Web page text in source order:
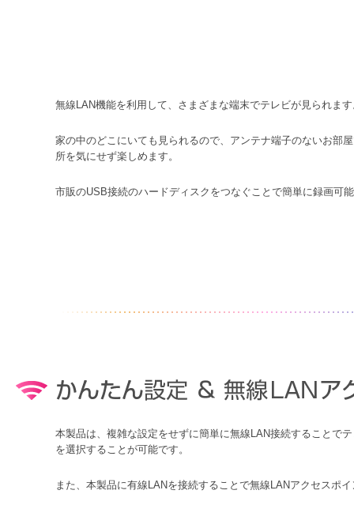
無線LAN機能を利用して、さまざまな端末でテレビが見られま
家の中のどこにいても見られるので、アンテナ端子のないお部
所を気にせず楽しめます。
市販のUSB接続のハードディスクをつなぐことで簡単に録画可
本製品は、複雑な設定をせずに簡単に無線LAN接続することで
を選択することが可能です。
また、本製品に有線LANを接続することで無線LANアクセスポ